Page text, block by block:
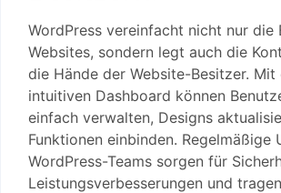
WordPress vereinfacht nicht nur die
Websites, sondern legt auch die
die Hände der Website-Besitzer. Mit
intuitiven Dashboard können
einfach verwalten, Designs
Funktionen einbinden. Regelmäßige
WordPress-Teams sorgen für
Leistungsverbesserungen und